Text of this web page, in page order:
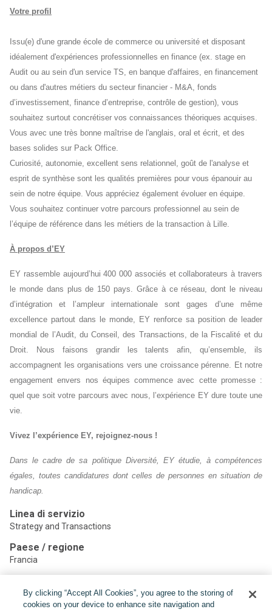
Votre profil
Issu(e) d'une grande école de commerce ou université et disposant
idéalement d'expériences professionnelles en finance (ex. stage en
Audit ou au sein d'un service TS, en banque d'affaires, en financement
ou dans d'autres métiers du secteur financier - M&A, fonds
d’investissement, finance d’entreprise, contrôle de gestion), vous
souhaitez surtout concrétiser vos connaissances théoriques acquises.
Vous avec une très bonne maîtrise de l'anglais, oral et écrit, et des
bases solides sur Pack Office.
Curiosité, autonomie, excellent sens relationnel, goût de l'analyse et
esprit de synthèse sont les qualités premières pour vous épanouir au
sein de notre équipe. Vous appréciez également évoluer en équipe.
Vous souhaitez continuer votre parcours professionnel au sein de
l’équipe de référence dans les métiers de la transaction à Lille.
À propos d’EY
EY rassemble aujourd’hui 400 000 associés et collaborateurs à travers
le monde dans plus de 150 pays. Grâce à ce réseau, dont le niveau
d’intégration et l’ampleur internationale sont gages d’une même
excellence partout dans le monde, EY renforce sa position de leader
mondial de l’Audit, du Conseil, des Transactions, de la Fiscalité et du
Droit. Nous faisons grandir les talents afin, qu’ensemble, ils
accompagnent les organisations vers une croissance pérenne. Et notre
engagement envers nos équipes commence avec cette promesse :
quel que soit votre parcours avec nous, l’expérience EY dure toute une
vie.
Vivez l’expérience EY, rejoignez-nous !
Dans le cadre de sa politique Diversité, EY étudie, à compétences
égales, toutes candidatures dont celles de personnes en situation de
handicap.
Linea di servizio
Strategy and Transactions
Paese / regione
Francia
Condividere:
By clicking “Accept All Cookies”, you agree to the storing of
cookies on your device to enhance site navigation and